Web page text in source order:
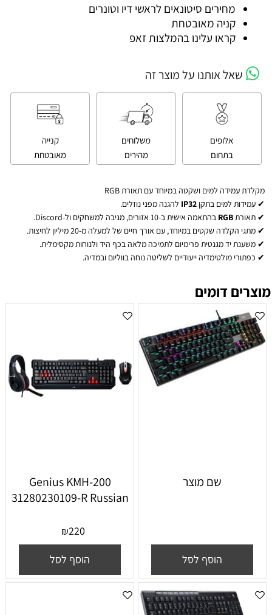
מחירים סיטונאים לראשי דיו וטונרים
קניה מאובטחת
קראו עלינו בהמלצות זאפ
שאל אותנו על מוצר זה
אלופים
בתחום
משלוחים
מהירים
קנייה
מאובטחת
מקלדת עמידה למים ושקטה במיוחד עם תאורת RGB
✔ עמידות למים בתקן IP32 להגנה מפני נוזלים.
✔ תאורתRGB בהתאמה אישית ב-10 אזורים, מגיבה למשחקים ול-Discord.
✔ מתגי הקלדה שקטים במיוחד, עם אורך חיים של למעלה מ-20 מיליון לחיצות.
✔ משענת יד מגנטית פרימיום לתמיכה מלאה בכף היד ולנוחות מקסימלית.
✔ כפתורי מולטימדיה ייעודיים לשליטה נוחה בווליום ובמדיה.
מוצרים דומים
שם מוצר
הוסף לסל
Genius KMH-200
31280230109-R Russian
₪220
הוסף לסל